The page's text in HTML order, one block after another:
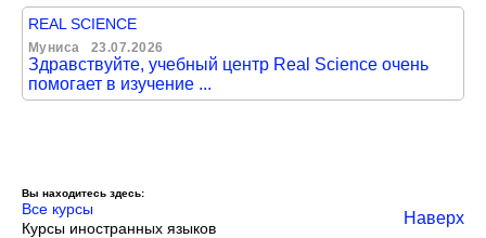
REAL SCIENCE
Муниса 23.07.2026
Здравствуйте, учебный центр Real Science очень
помогает в изучение ...
Вы находитесь здесь:
Все курсы
Курсы иностранных языков
Наверх